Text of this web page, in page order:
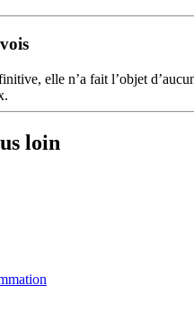
elle n’a fait l’objet
loin